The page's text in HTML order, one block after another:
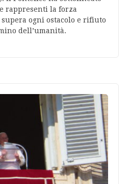
rappresenti la forza
supera ogni ostacolo e rifiuto
dell’umanità.